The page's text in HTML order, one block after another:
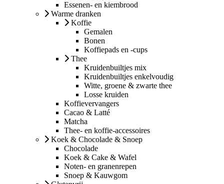
Essenen- en kiembrood
Warme dranken
Koffie
Gemalen
Bonen
Koffiepads en -cups
Thee
Kruidenbuiltjes mix
Kruidenbuiltjes enkelvoudig
Witte, groene & zwarte thee
Losse kruiden
Koffievervangers
Cacao & Latté
Matcha
Thee- en koffie-accessoires
Koek & Chocolade & Snoep
Chocolade
Koek & Cake & Wafel
Noten- en granenrepen
Snoep & Kauwgom